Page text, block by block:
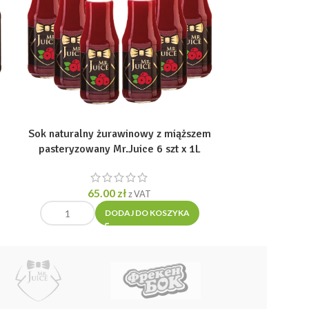
Sok naturalny żurawinowy z miąższem
pasteryzowany Mr.Juice 6 szt x 1L
65.00 zł z VAT
DODAJ DO KOSZYKA